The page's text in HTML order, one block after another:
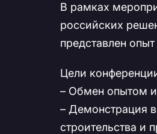
В рамках
российских
представлен
Цели
– Обмен опытом
– Демонстрация
строительства и